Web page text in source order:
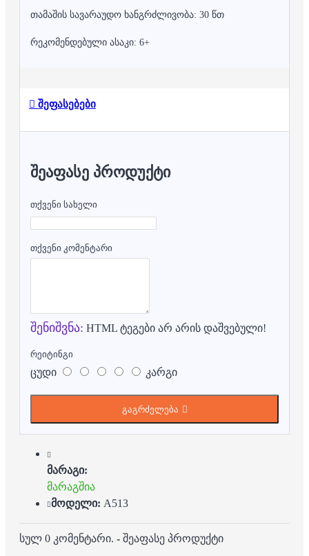
თამაშის სავარაუდო ხანგრძლივობა: 30 წთ
რეკომენდებული ასაკი: 6+
შეფასებები
ᲨᲔᲐᲤᲐᲡᲔ ᲞᲠᲝᲓᲣᲥᲢᲘ
თქვენი სახელი
თქვენი კომენტარი
შენიშვნა: HTML ტეგები არ არის დაშვებული!
რეიტინგი
ცუდი კარგი
გაგრძელება
მარაგი:
მარაგშია
მოდელი: A513
სულ 0 კომენტარი. - შეაფასე პროდუქტი